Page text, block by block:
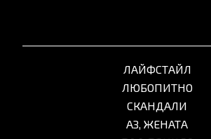
ЛАЙФСТАЙЛ
ЛЮБОПИТНО
СКАНДАЛИ
АЗ, ЖЕНАТА